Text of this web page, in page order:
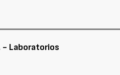
- Laboratorios